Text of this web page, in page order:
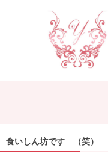
食いしん坊です （笑）